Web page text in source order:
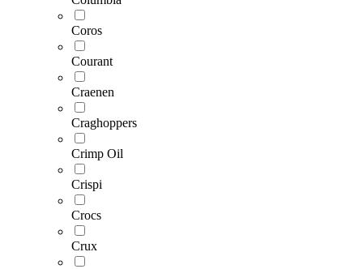
Coros
Courant
Craenen
Craghoppers
Crimp Oil
Crispi
Crocs
Crux